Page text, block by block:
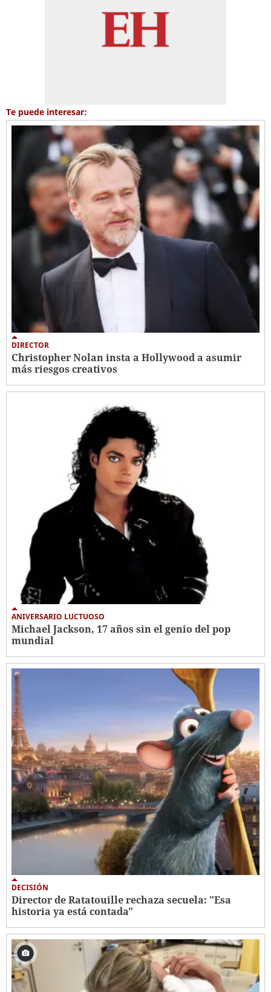
Te puede interesar:
DIRECTOR
Christopher Nolan insta a Hollywood a asumir
más riesgos creativos
ANIVERSARIO LUCTUOSO
Michael Jackson, 17 años sin el genio del pop
mundial
DECISIÓN
Director de Ratatouille rechaza secuela: "Esa
historia ya está contada"